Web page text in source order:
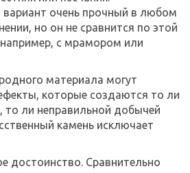
вариант очень прочный в любом
но он не сравнится по этой
например, с мрамором или
материала могут
которые создаются то ли
то ли неправильной добычей
камень исключает
достоинство. Сравнительно